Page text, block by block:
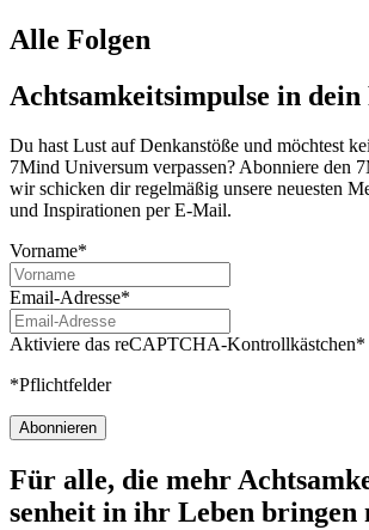
Alle Folgen
Achtsamkeitsimpulse in dein
Du hast Lust auf Denkanstöße und möchtest
7Mind Universum verpassen? Abon­niere den
wir schicken dir regelmäßig unsere neuesten
und Inspirationen per E-Mail.
Vorname*
Email-Adresse*
Aktiviere das reCAPTCHA-Kontrollkästchen*
*Pflichtfelder
Abonnieren
Für alle, die mehr
sen­heit in ihr Leben brin­gen